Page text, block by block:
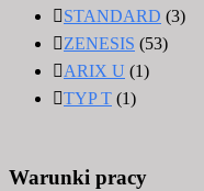
STANDARD (3)
ZENESIS (53)
ARIX U (1)
TYP T (1)
Warunki pracy